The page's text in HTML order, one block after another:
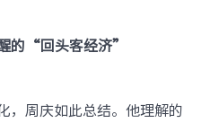
的“回头客经济”
，周庆如此总结。他理解的